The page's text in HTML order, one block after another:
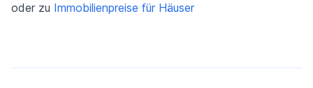
oder zu Immobilienpreise für Häuser